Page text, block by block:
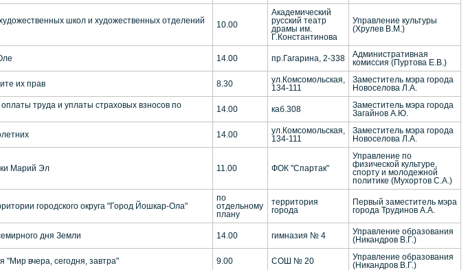
школ и художественных отделений
10.00
Академический
русский театр
драмы им.
Г.Константинова
Управление культуры
(Хрулев В.М.)
14.00 пр.Гагарина, 2-338
Административная
комиссия (Пуртова Е.В.)
их прав 8.30
ул.Комсомольская,
134-111
Заместитель мэра города
Новоселова Л.А.
труда и уплаты страховых взносов по
14.00 каб.308
Заместитель мэра города
Загайнов А.Ю.
14.00
ул.Комсомольская,
134-111
Заместитель мэра города
Новоселова Л.А.
Марий Эл 11.00 ФОК "Спартак"
Управление по
физической культуре,
спорту и молодежной
политике (Мухортов С.А.)
городского округа "Город Йошкар-Ола"
по
отдельному
плану
территория
города
Первый заместитель мэра
города Трудинов А.А.
дня Земли 14.00 гимназия № 4
Управление образования
(Никандров В.Г.)
"Мир вчера, сегодня, завтра" 9.00 СОШ № 20
Управление образования
(Никандров В.Г.)